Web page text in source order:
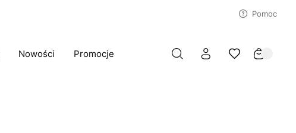
Pomoc
Nowości Promocje